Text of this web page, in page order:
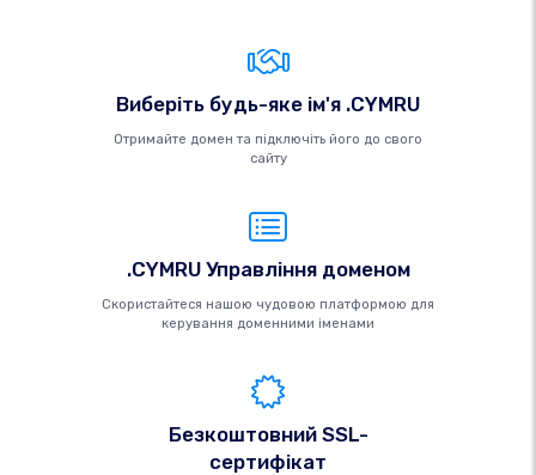
Виберіть будь-яке ім'я .CYMRU
Отримайте домен та підключіть його до свого
сайту
.CYMRU Управління доменом
Скористайтеся нашою чудовою платформою для
керування доменними іменами
Безкоштовний SSL-
сертифікат